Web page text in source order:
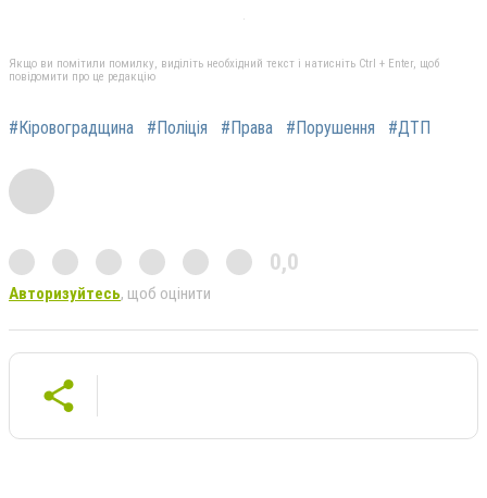
Якщо ви помітили помилку, виділіть необхідний текст і натисніть Ctrl + Enter, щоб
повідомити про це редакцію
#Кіровоградщина #Поліція #Права #Порушення #ДТП
0,0
Авторизуйтесь, щоб оцінити